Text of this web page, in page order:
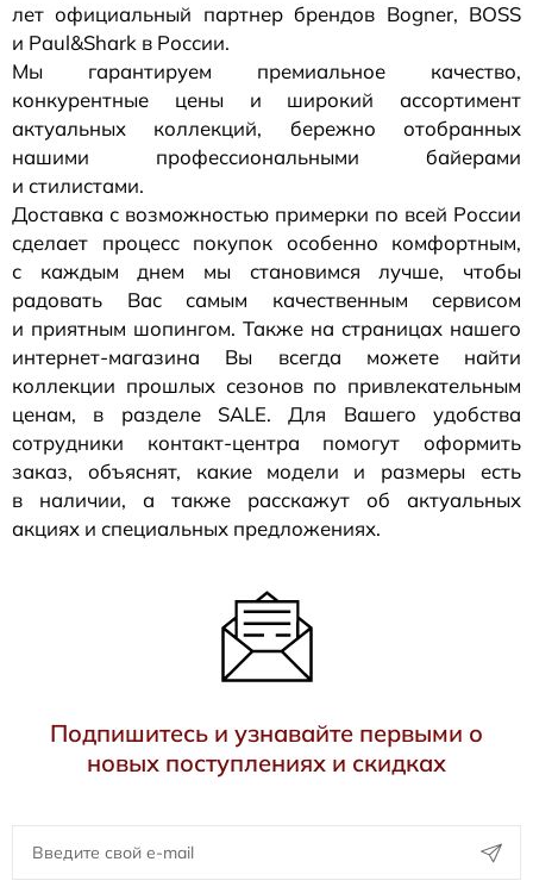
лет официальный партнер брендов Bogner, BOSS
и Paul&Shark в России.
Мы гарантируем премиальное качество,
конкурентные цены и широкий ассортимент
актуальных коллекций, бережно отобранных
нашими профессиональными байерами
и стилистами.
Доставка с возможностью примерки по всей России
сделает процесс покупок особенно комфортным,
с каждым днем мы становимся лучше, чтобы
радовать Вас самым качественным сервисом
и приятным шопингом. Также на страницах нашего
интернет-магазина Вы всегда можете найти
коллекции прошлых сезонов по привлекательным
ценам, в разделе SALE. Для Вашего удобства
сотрудники контакт-центра помогут оформить
заказ, объяснят, какие модели и размеры есть
в наличии, а также расскажут об актуальных
акциях и специальных предложениях.
Подпишитесь и узнавайте первыми о
новых поступлениях и скидках